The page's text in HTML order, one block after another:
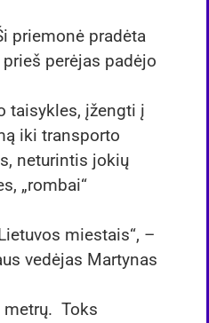
priemonė pradėta
perėjas padėjo
taisykles, įžengti į
iki transporto
neturintis jokių
„rombai“
miestais“, –
vedėjas Martynas
metrų. Toks